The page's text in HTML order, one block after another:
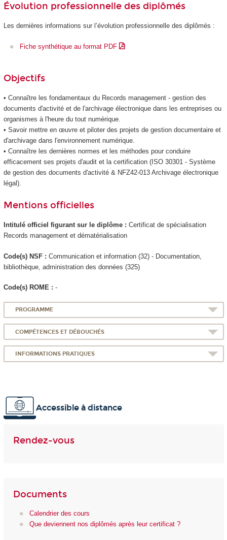
Évolution professionnelle des diplômés
Les dernières informations sur l’évolution professionnelle des diplômés :
Fiche synthétique au format PDF
Objectifs
• Connaître les fondamentaux du Records management - gestion des
documents d'activité et de l'archivage électronique dans les entreprises ou
organismes à l'heure du tout numérique.
• Savoir mettre en œuvre et piloter des projets de gestion documentaire et
d'archivage dans l'environnement numérique.
• Connaître les dernières normes et les méthodes pour conduire
efficacement ses projets d'audit et la certification (ISO 30301 - Système
de gestion des documents d'activité & NFZ42-013 Archivage électronique
légal).
Mentions officielles
Intitulé officiel figurant sur le diplôme : Certificat de spécialisation
Records management et dématérialisation
Code(s) NSF : Communication et information (32) - Documentation,
bibliothèque, administration des données (325)
Code(s) ROME : -
PROGRAMME
COMPÉTENCES ET DÉBOUCHÉS
INFORMATIONS PRATIQUES
Accessible à distance
Rendez-vous
Documents
Calendrier des cours
Que deviennent nos diplômés après leur certificat ?